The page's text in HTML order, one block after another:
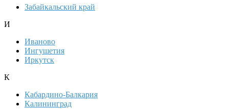
Забайкальский край
И
Иваново
Ингушетия
Иркутск
К
Кабардино-Балкария
Калининград